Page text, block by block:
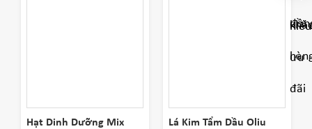
Hạt Dinh Dưỡng Mix
Lá Kim Tẩm Dầu Oliu